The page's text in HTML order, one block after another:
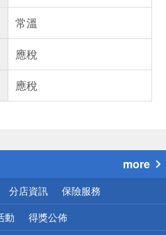
常溫
應稅
應稅
心！
more
分店資訊 保險服務
動 得獎公佈